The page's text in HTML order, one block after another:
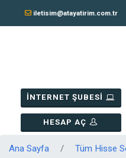
iletisim@atayatirim.com.tr
İNTERNET ŞUBESİ
HESAP AÇ
Ana Sayfa Tüm Hisse